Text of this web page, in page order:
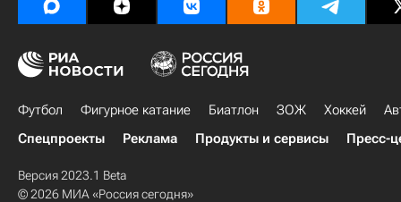
Футбол Фигурное катание Биатлон ЗОЖ Хоккей
Спецпроекты
Реклама Продукты и сервисы Пресс-
Версия 2023.1 Beta
© 2026 МИА «Россия сегодня»